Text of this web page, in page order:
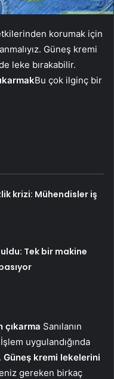
korumak için
Güneş kremi
leke bırakabilir.
Bu çok ilginç bir
krizi: Mühendisler iş
Tek bir makine
çıkarma Sanılanın
uygulandığında
Güneş kremi lekelerini
gereken birkaç